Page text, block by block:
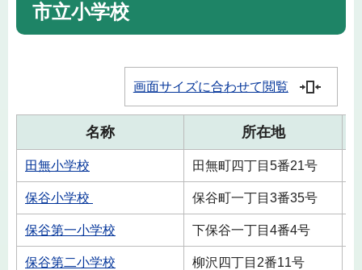
市立小学校
画面サイズに合わせて閲覧
名称 所在地
田無小学校 田無町四丁目5番21号
保谷小学校 保谷町一丁目3番35号
保谷第一小学校 下保谷一丁目4番4号
保谷第二小学校 柳沢四丁目2番11号